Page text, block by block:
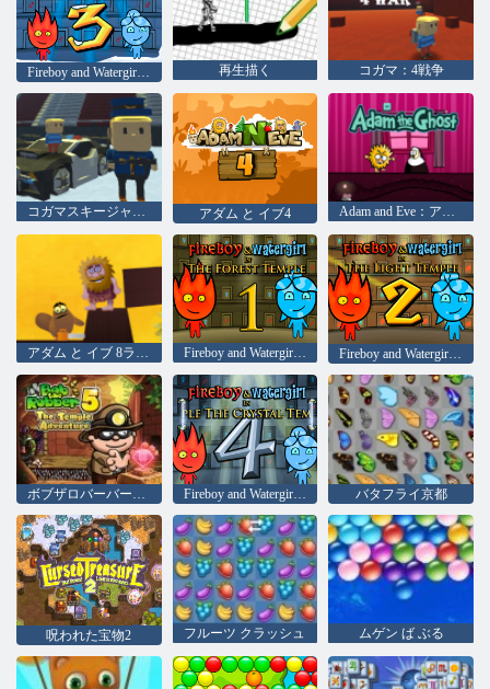
再生描く コガマ：4戦争
コガマスキージャンプ！ アダム と イブ4 Adam and Eve：アダム・ザ・ゴースト
アダム と イブ 8ラブクエスト Fireboy and Watergirl 1：The Forest Temple Fireboy and Watergirl 2：The Light Temple
ボブザロバーバー5：テンプルアドベンチャー Fireboy and Watergirl 4：クリスタル寺院 バタフライ京都
呪われた宝物2 フルーツ クラッシュ ムゲン ば ぶる